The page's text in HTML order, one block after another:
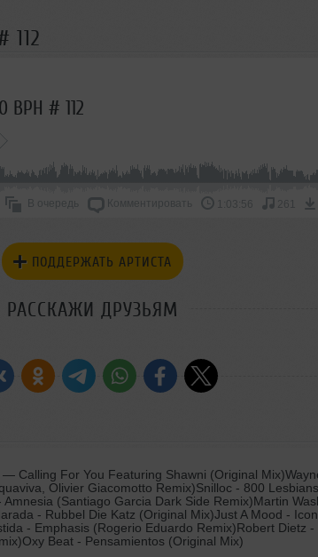
112
BPH # 112
В очередь Комментировать 1:03:56 261
ПОДДЕРЖАТЬ АРТИСТА
РАССКАЖИ ДРУЗЬЯМ
— Calling For You Featuring Shawni (Original
Olivier Giacomotto Remix)Snilloc - 800
(Santiago Garcia Dark Side Remix)Martin
- Rubbel Die Katz (Original Mix)Just A Mood -
- Emphasis (Rogerio Eduardo Remix)Robert Dietz
Beat - Pensamientos (Original Mix)